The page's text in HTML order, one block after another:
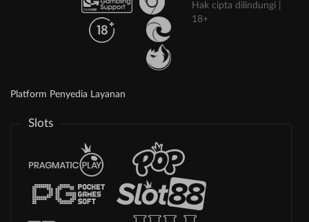
Hak cipta dilindungi |
18+
Platform Penyedia Layanan
Slots